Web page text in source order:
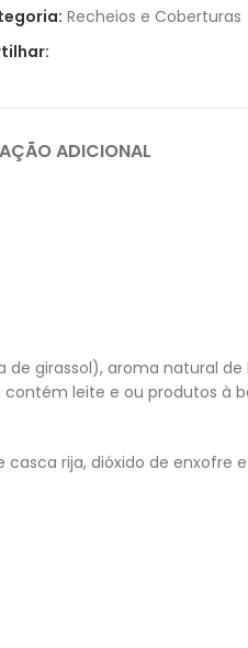
Recheios e Coberturas
ADICIONAL
girassol), aroma natural
leite e ou produtos à
rija, dióxido de enxofre